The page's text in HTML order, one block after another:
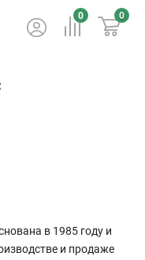
0 0
в 1985 году и
и продаже